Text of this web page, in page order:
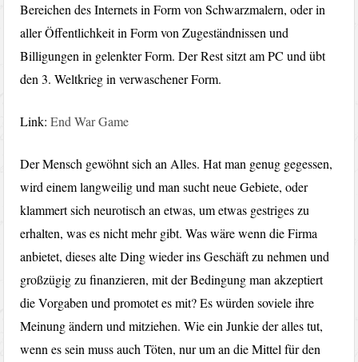
Bereichen des Internets in Form von Schwarzmalern, oder in
aller Öffentlichkeit in Form von Zugeständnissen und
Billigungen in gelenkter Form. Der Rest sitzt am PC und übt
den 3. Weltkrieg in verwaschener Form.
Link:End War Game
Der Mensch gewöhnt sich an Alles. Hat man genug gegessen,
wird einem langweilig und man sucht neue Gebiete, oder
klammert sich neurotisch an etwas, um etwas gestriges zu
erhalten, was es nicht mehr gibt. Was wäre wenn die Firma
anbietet, dieses alte Ding wieder ins Geschäft zu nehmen und
großzügig zu finanzieren, mit der Bedingung man akzeptiert
die Vorgaben und promotet es mit? Es würden soviele ihre
Meinung ändern und mitziehen. Wie ein Junkie der alles tut,
wenn es sein muss auch Töten, nur um an die Mittel für den